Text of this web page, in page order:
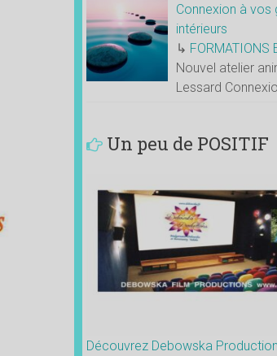
Connexion à vos
intérieurs
↳ FORMATIONS
Nouvel atelier
Lessard
Un peu de POSITIF
Découvrez Debowska